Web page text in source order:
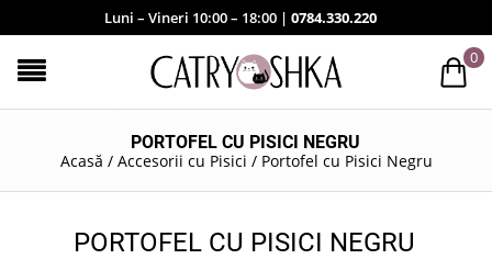
Luni – Vineri 10:00 – 18:00 | 0784.330.220
0
PORTOFEL CU PISICI NEGRU
Acasă / Accesorii cu Pisici / Portofel cu Pisici Negru
PORTOFEL CU PISICI NEGRU